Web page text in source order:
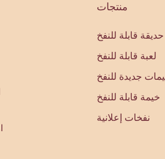
منتجات
حديقة قابلة للنفخ
لعبة قابلة للنفخ
جديدة للنفخ
خيمة قابلة للنفخ
نفخات إعلانية